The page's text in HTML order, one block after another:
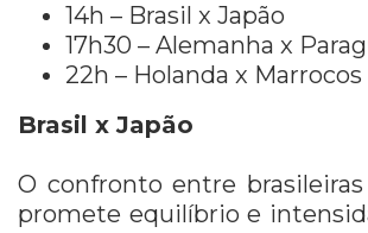
14h – Brasil x Japão
17h30 – Alemanha x
22h – Holanda x Marrocos
Brasil x Japão
O confronto entre brasileiras
promete equilíbrio e